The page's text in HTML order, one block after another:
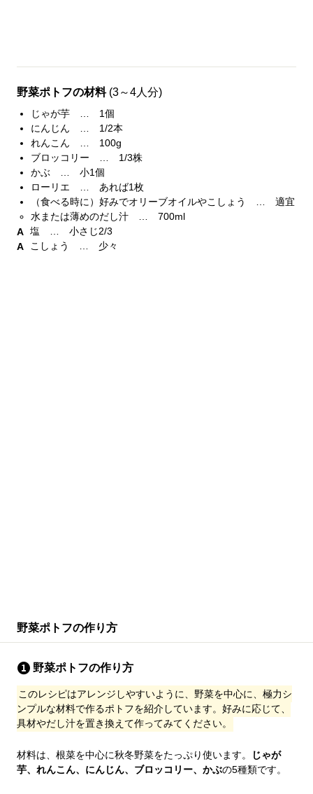
野菜ポトフの材料 (3～4人分)
じゃが芋 … 1個
にんじん … 1/2本
れんこん … 100g
ブロッコリー … 1/3株
かぶ … 小1個
ローリエ … あれば1枚
（食べる時に）好みでオリーブオイルやこしょう … 適宜
水または薄めのだし汁 … 700ml
塩 … 小さじ2/3
こしょう … 少々
野菜ポトフの作り方
野菜ポトフの作り方
このレシピはアレンジしやすいように、野菜を中心に、極力シ
ンプルな材料で作るポトフを紹介しています。好みに応じて、
具材やだし汁を置き換えて作ってみてください。
材料は、根菜を中心に秋冬野菜をたっぷり使います。
じゃが
芋、れんこん、にんじん、ブロッコリー、かぶの5種類です。